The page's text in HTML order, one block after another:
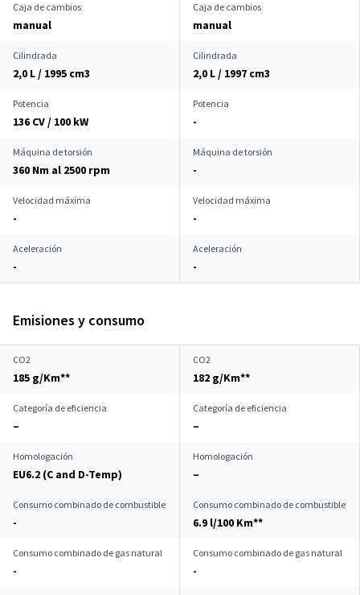
Caja de cambios
manual
Caja de cambios
manual
Cilindrada
2,0 L / 1995 cm3
Cilindrada
2,0 L / 1997 cm3
Potencia
136 CV / 100 kW
Potencia
-
Máquina de torsión
360 Nm al 2500 rpm
Máquina de torsión
-
Velocidad máxima
-
Velocidad máxima
-
Aceleración
-
Aceleración
-
Emisiones y consumo
CO2
185 g/Km**
CO2
182 g/Km**
Categoría de eficiencia
–
Categoría de eficiencia
–
Homologación
EU6.2 (C and D-Temp)
Homologación
–
Consumo combinado de combustible
-
Consumo combinado de combustible
6.9 l/100 Km**
Consumo combinado de gas natural
-
Consumo combinado de gas natural
-